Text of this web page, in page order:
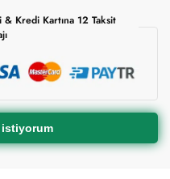
Kredi Kartına 12 Taksit